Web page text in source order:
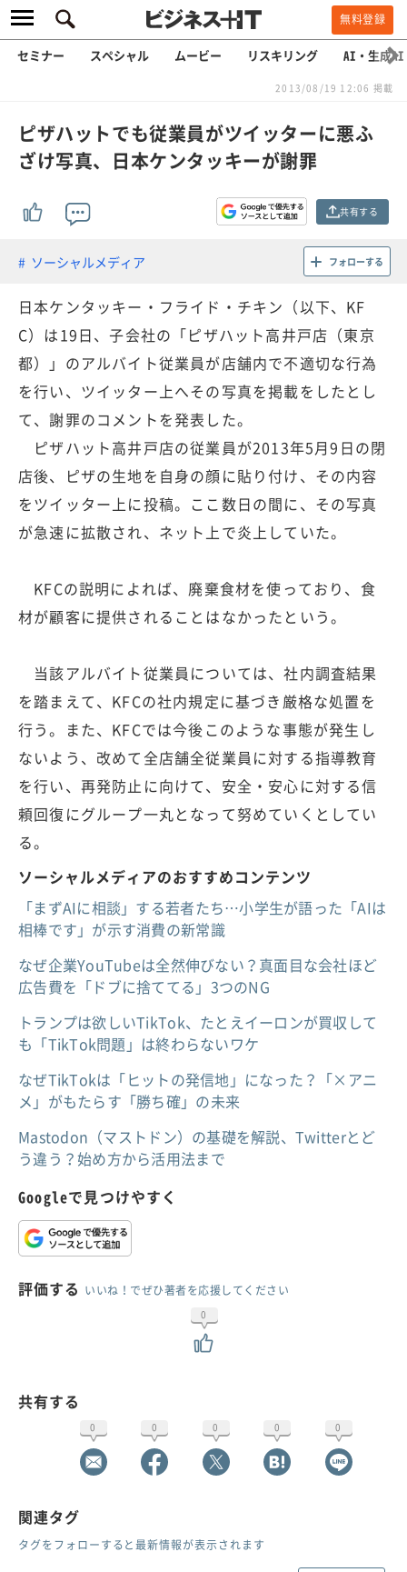
無料登録
セミナー スペシャル ムービー リスキリング AI・生成AI
2013/08/19 12:06 掲載
ピザハットでも従業員がツイッターに悪ふ
ざけ写真、日本ケンタッキーが謝罪
共有する
ソーシャルメディア フォローする
日本ケンタッキー・フライド・チキン（以下、KF
C）は19日、子会社の「ピザハット高井戸店（東京
都）」のアルバイト従業員が店舗内で不適切な行為
を行い、ツイッター上へその写真を掲載をしたとし
て、謝罪のコメントを発表した。
ピザハット高井戸店の従業員が2013年5月9日の閉
店後、ピザの生地を自身の顔に貼り付け、その内容
をツイッター上に投稿。ここ数日の間に、その写真
が急速に拡散され、ネット上で炎上していた。
KFCの説明によれば、廃棄食材を使っており、食
材が顧客に提供されることはなかったという。
当該アルバイト従業員については、社内調査結果
を踏まえて、KFCの社内規定に基づき厳格な処置を
行う。また、KFCでは今後このような事態が発生し
ないよう、改めて全店舗全従業員に対する指導教育
を行い、再発防止に向けて、安全・安心に対する信
頼回復にグループ一丸となって努めていくとしてい
る。
ソーシャルメディアのおすすめコンテンツ
「まずAIに相談」する若者たち…小学生が語った「AIは
相棒です」が示す消費の新常識
なぜ企業YouTubeは全然伸びない？真面目な会社ほど
広告費を「ドブに捨ててる」3つのNG
トランプは欲しいTikTok、たとえイーロンが買収して
も「TikTok問題」は終わらないワケ
なぜTikTokは「ヒットの発信地」になった？「×アニ
メ」がもたらす「勝ち確」の未来
Mastodon（マストドン）の基礎を解説、Twitterとど
う違う？始め方から活用法まで
Googleで見つけやすく
評価する いいね！でぜひ著者を応援してください
0
共有する
0 0 0 0 0
関連タグ
タグをフォローすると最新情報が表示されます